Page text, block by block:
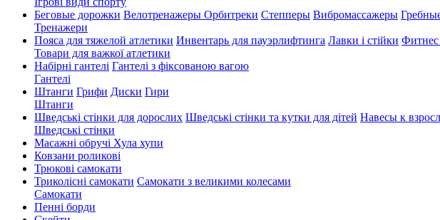
Беговые дорожки Велотренажеры Орбитреки Степперы Вибромассажеры
Тренажери
Пояса для тяжелой атлетики Инвентарь для пауэрлифтинга Лавки і стійки Фитнес
Товари для важкої атлетики
Набірні гантелі Гантелі з фіксованою вагою
Гантелі
Штанги Грифи Диски Гири
Штанги
Шведські стінки для дорослих Шведські стінки та кутки для дітей Навесы к
Шведські стінки
Масажні обручі Хула хупи
Ковзани роликові
Трюкові самокати
Триколісні самокати Самокати з великими колесами
Cамокати
Пенні борди